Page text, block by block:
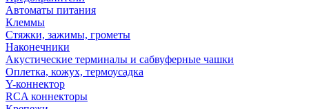
Автоматы питания
Клеммы
Стяжки, зажимы, грометы
Наконечники
Акустические терминалы и сабвуферные чашки
Оплетка, кожух, термоусадка
Y-коннектор
RCA коннекторы